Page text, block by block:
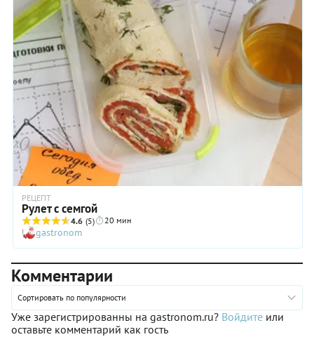
РЕЦЕПТ
Рулет с семгой
4.6 (5) 20 мин
gastronom
Комментарии
Сортировать по популярности
Уже зарегистрированны на gastronom.ru? Войдите или
оставьте комментарий как гость